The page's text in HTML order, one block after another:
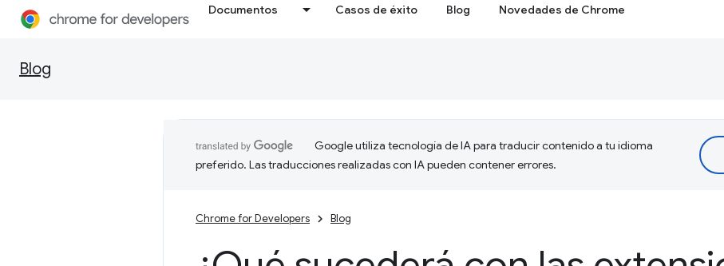
Documentos Casos de éxito Blog Novedades de Chrome
Blog
Google utiliza tecnología de IA para traducir contenido a tu idioma
preferido. Las traducciones realizadas con IA pueden contener errores.
Chrome for Developers Blog